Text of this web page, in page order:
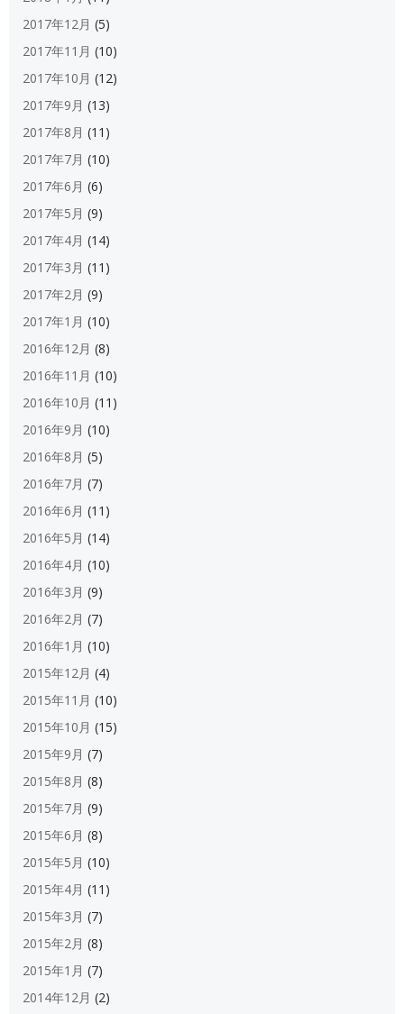
2017年12月 (5)
2017年11月 (10)
2017年10月 (12)
2017年9月 (13)
2017年8月 (11)
2017年7月 (10)
2017年6月 (6)
2017年5月 (9)
2017年4月 (14)
2017年3月 (11)
2017年2月 (9)
2017年1月 (10)
2016年12月 (8)
2016年11月 (10)
2016年10月 (11)
2016年9月 (10)
2016年8月 (5)
2016年7月 (7)
2016年6月 (11)
2016年5月 (14)
2016年4月 (10)
2016年3月 (9)
2016年2月 (7)
2016年1月 (10)
2015年12月 (4)
2015年11月 (10)
2015年10月 (15)
2015年9月 (7)
2015年8月 (8)
2015年7月 (9)
2015年6月 (8)
2015年5月 (10)
2015年4月 (11)
2015年3月 (7)
2015年2月 (8)
2015年1月 (7)
2014年12月 (2)